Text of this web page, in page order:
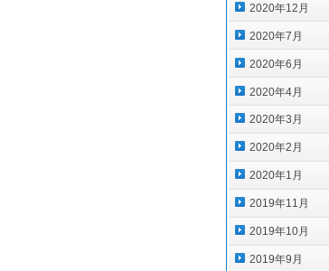
2020年12月
2020年7月
2020年6月
2020年4月
2020年3月
2020年2月
2020年1月
2019年11月
2019年10月
2019年9月